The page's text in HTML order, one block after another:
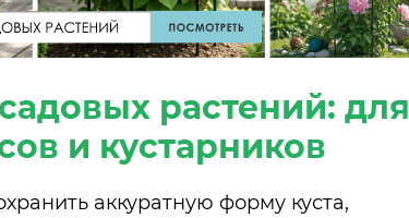
растений: для
и кустарников
аккуратную форму куста,